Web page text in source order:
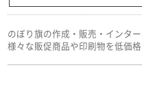
のぼり旗の作成・販売・インタ
様々な販促商品や印刷物を低価